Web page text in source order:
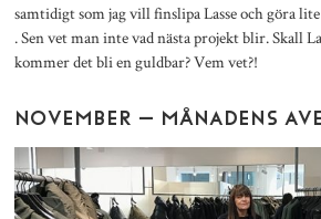
samtidigt som jag vill finslipa Lasse och göra
. Sen vet man inte vad nästa projekt blir. Skall
kommer det bli en guldbar? Vem vet?!
NOVEMBER – MÅNADENS